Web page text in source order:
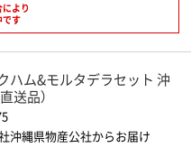
より
です
ハム&モルタデラセット 沖
送品）
沖縄県物産公社からお届け